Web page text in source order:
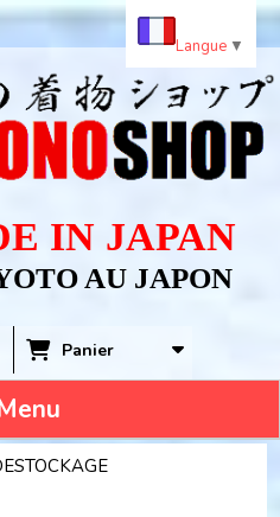
IN JAPAN
AU JAPON
Panier
Langue ▼